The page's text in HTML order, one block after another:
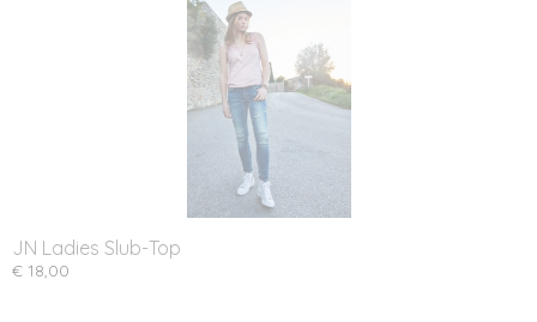
JN Ladies Slub-Top
€ 18,00